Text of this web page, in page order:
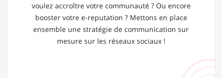
voulez accroître votre communauté ? Ou encore
booster votre e-reputation ? Mettons en place
ensemble une stratégie de communication sur
mesure sur les réseaux sociaux !